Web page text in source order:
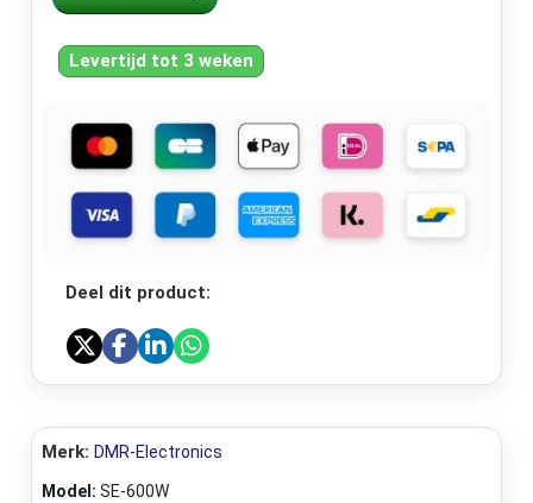
Levertijd tot 3 weken
Deel dit product:
Merk: DMR-Electronics
Model: SE-600W